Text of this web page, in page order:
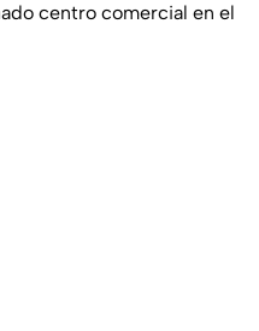
centro comercial en el